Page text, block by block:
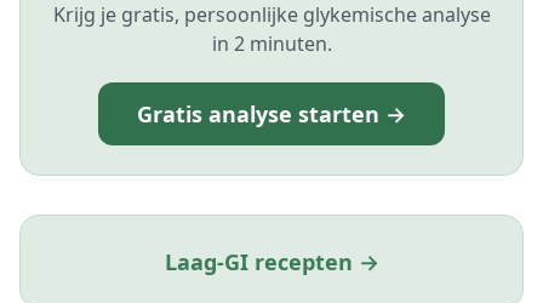
Krijg je gratis, persoonlijke glykemische analyse
in 2 minuten.
Gratis analyse starten →
Laag-GI recepten →